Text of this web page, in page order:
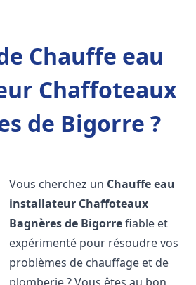
Chauffe eau
Chaffoteaux
de Bigorre ?
Vous cherchez un Chauffe eau
installateur Chaffoteaux
Bagnères de Bigorrefiable et
expérimenté pour résoudre vos
problèmes de chauffage et de